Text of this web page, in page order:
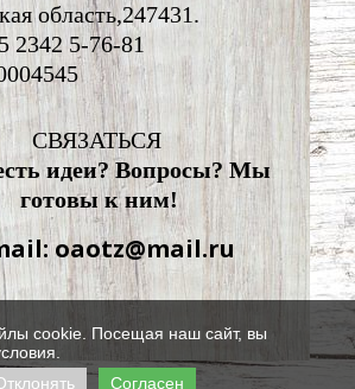
область,247431.
2342 5-76-81
СВЯЗАТЬСЯ
идеи? Вопросы? Мы
готовы к ним!
oaotz@mail.ru
cookie. Посещая наш сайт, вы
Согласен